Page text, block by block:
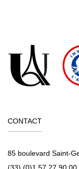
CONTACT
85 boulevard Saint-
(33) (0)1 57 27 90 00